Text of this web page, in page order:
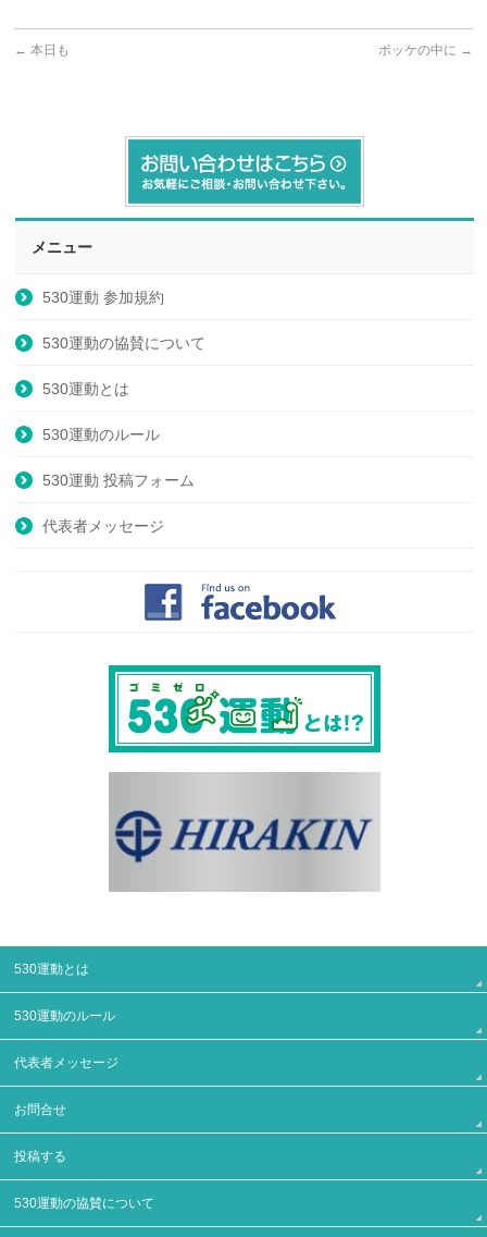
← 本日も ポッケの中に →
メニュー
530運動 参加規約
530運動の協賛について
530運動とは
530運動のルール
530運動 投稿フォーム
代表者メッセージ
530運動とは
530運動のルール
代表者メッセージ
お問合せ
投稿する
530運動の協賛について